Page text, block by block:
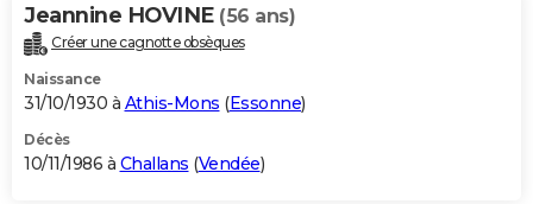
Jeannine HOVINE (56 ans)
Créer une cagnotte obsèques
Naissance
31/10/1930 à Athis-Mons (Essonne)
Décès
10/11/1986 à Challans (Vendée)